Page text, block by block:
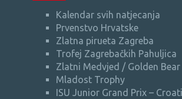
Kalendar svih natjecanja
Prvenstvo Hrvatske
Zlatna pirueta Zagreba
Trofej Zagrebačkih Pahuljica
Zlatni Medvjed / Golden Bear
Mladost Trophy
ISU Junior Grand Prix –